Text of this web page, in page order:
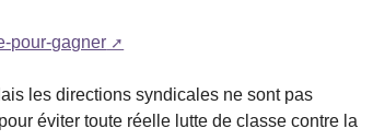
pour-gagner
les directions syndicales ne sont pas
éviter toute réelle lutte de classe contre la